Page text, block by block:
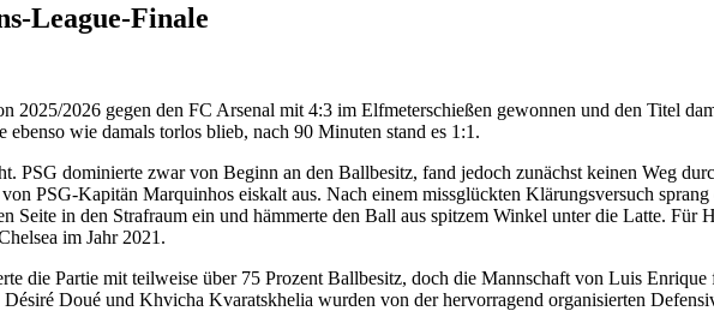
League-Finale
2025/2026 gegen den FC Arsenal mit 4:3 im Elfmeterschießen gewonnen und den Titel
wie damals torlos blieb, nach 90 Minuten stand es 1:1.
PSG dominierte zwar von Beginn an den Ballbesitz, fand jedoch zunächst keinen Weg
PSG-Kapitän Marquinhos eiskalt aus. Nach einem missglückten Klärungsversuch
in den Strafraum ein und hämmerte den Ball aus spitzem Winkel unter die Latte. Für
im Jahr 2021.
die Partie mit teilweise über 75 Prozent Ballbesitz, doch die Mannschaft von Luis
Doué und Khvicha Kvaratskhelia wurden von der hervorragend organisierten